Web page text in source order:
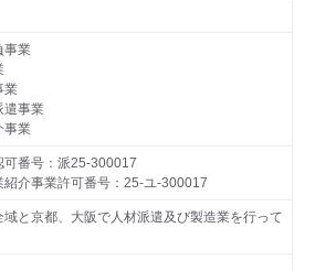
事業
業
遣事業
事業
可番号：派25-300017
紹介事業許可番号：25-ユ-300017
域と京都、大阪で人材派遣及び製造業を行って